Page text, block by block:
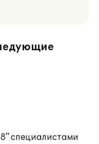
специалистами